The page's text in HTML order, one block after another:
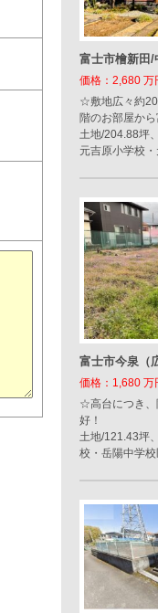
富士市檜新田/
価格：2,680 万
☆敷地広々約
階のお部屋か
土地/204.88坪
元吉原小学校
富士市今泉（
価格：1,680 万
☆高台につき、
好！
土地/121.43坪
校・岳陽中学校